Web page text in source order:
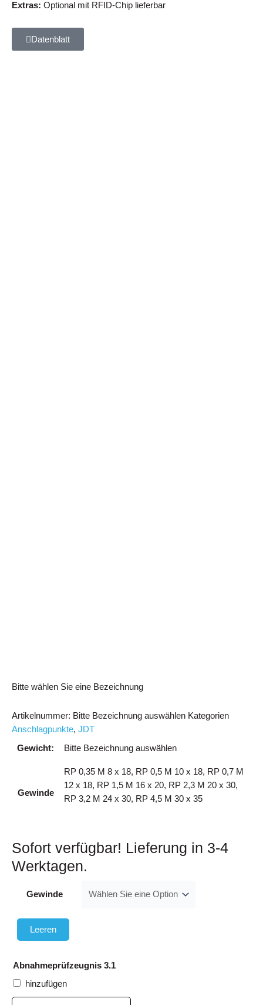
Extras: Optional mit RFID-Chip lieferbar
Datenblatt
Bitte wählen Sie eine Bezeichnung
Artikelnummer: Bitte Bezeichnung auswählen Kategorien
Anschlagpunkte, JDT
Gewicht:
Bitte Bezeichnung auswählen
Gewinde
RP 0,35 M 8 x 18, RP 0,5 M 10 x 18, RP 0,7 M
12 x 18, RP 1,5 M 16 x 20, RP 2,3 M 20 x 30,
RP 3,2 M 24 x 30, RP 4,5 M 30 x 35
Sofort verfügbar! Lieferung in 3-4
Werktagen.
Gewinde
Leeren
Abnahmeprüfzeugnis 3.1
hinzufügen
Point
Schlüssel
Menge